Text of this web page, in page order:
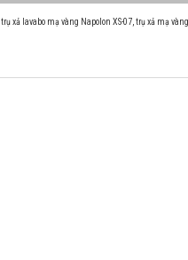
trụ xả lavabo mạ vàng Napolon XS-07 trụ xả mạ vàng